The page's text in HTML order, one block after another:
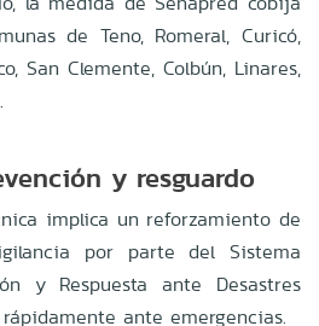
de Teno, Romeral, Curicó,
San Clemente, Colbún, Linares,
y resguardo
implica un reforzamiento de
por parte del Sistema
y Respuesta ante Desastres
ante emergencias.